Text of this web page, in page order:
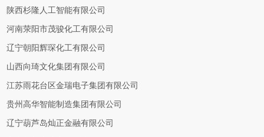
陕西杉隆人工智能有限公司
河南荥阳市茂骏化工有限公司
辽宁朝阳辉琛化工有限公司
山西向琦文化集团有限公司
江苏雨花台区金瑞电子集团有限公司
贵州高华智能制造集团有限公司
辽宁葫芦岛灿正金融有限公司